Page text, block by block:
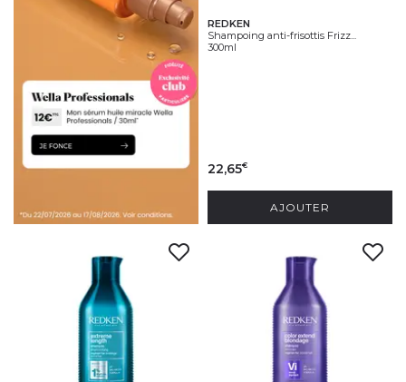
REDKEN
Shampoing anti-frisottis Frizz...
300ml
22,65€
AJOUTER